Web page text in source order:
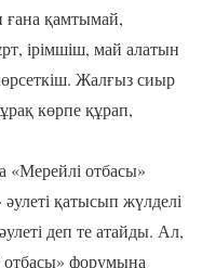
ғана қамтымай,
ірімшіш, май алатын
Жалғыз сиыр
көрпе құрап,
«Мерейлі отбасы»
қатысып жүлделі
деп те атайды. Ал,
форумына